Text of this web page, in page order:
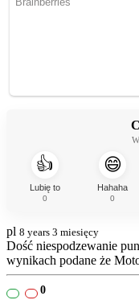
👍
Lubię to
0
😄
Hahaha
0
pl 8 years 3 miesięcy
Dość niespodzewanie
wynikach podane że
0